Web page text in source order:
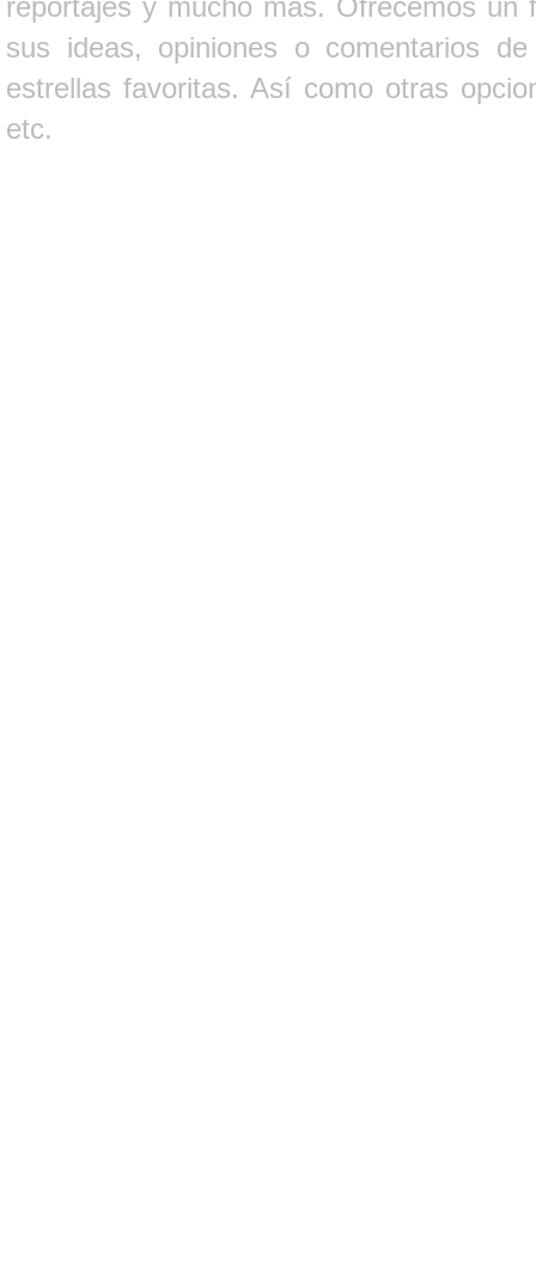
sus ideas, opiniones o comentarios
estrellas favoritas. Así como otras
etc.